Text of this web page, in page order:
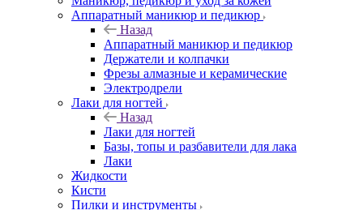
Аппаратный маникюр и педикюр
Назад
Аппаратный маникюр и педикюр
Держатели и колпачки
Фрезы алмазные и керамические
Электродрели
Лаки для ногтей
Назад
Лаки для ногтей
Базы, топы и разбавители для лака
Лаки
Жидкости
Кисти
Пилки и инструменты